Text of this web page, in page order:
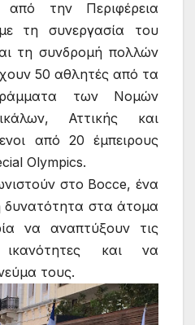
από την Περιφέρεια
τη συνεργασία του
τη συνδρομή πολλών
50 αθλητές από τα
των Νομών
Αττικής και
από 20 έμπειρους
Olympics.
στο Bocce, ένα
δυνατότητα στα άτομα
να αναπτύξουν τις
και να
τους.